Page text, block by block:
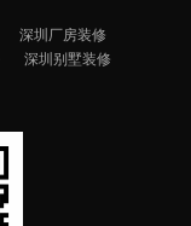
深圳厂房装修
深圳别墅装修